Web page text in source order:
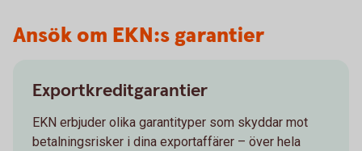
Ansök om EKN:s garantier
Exportkreditgarantier
EKN erbjuder olika garantityper som skyddar mot
betalningsrisker i dina exportaffärer – över hela